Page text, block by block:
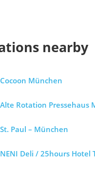
nearby
Cocoon München
Alte Rotation Pressehaus
St. Paul – München
NENI Deli / 25hours Hotel